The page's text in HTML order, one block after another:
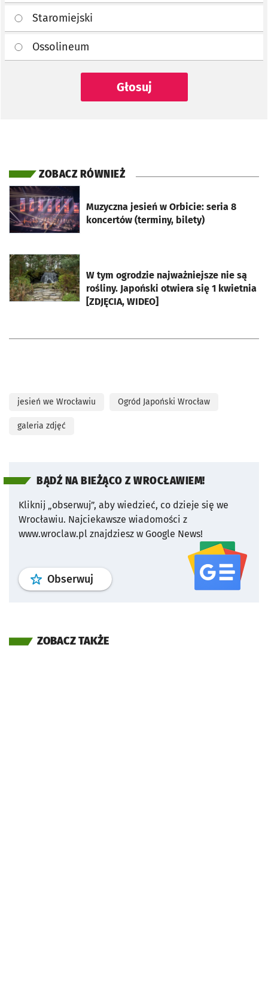
Staromiejski
Ossolineum
Głosuj
ZOBACZ RÓWNIEŻ
Muzyczna jesień w Orbicie: seria 8
koncertów (terminy, bilety)
otworzy się w nowej karcie
W tym ogrodzie najważniejsze nie są
rośliny. Japoński otwiera się 1 kwietnia
[ZDJĘCIA, WIDEO]
otworzy się w nowej karcie
jesień we Wrocławiu Ogród Japoński Wrocław
galeria zdjęć
BĄDŹ NA BIEŻĄCO Z WROCŁAWIEM!
Kliknij „obserwuj”, aby wiedzieć, co dzieje się we
Wrocławiu. Najciekawsze wiadomości z
www.wroclaw.pl znajdziesz w Google News!
Obserwuj profil serwisu
ZOBACZ TAKŻE